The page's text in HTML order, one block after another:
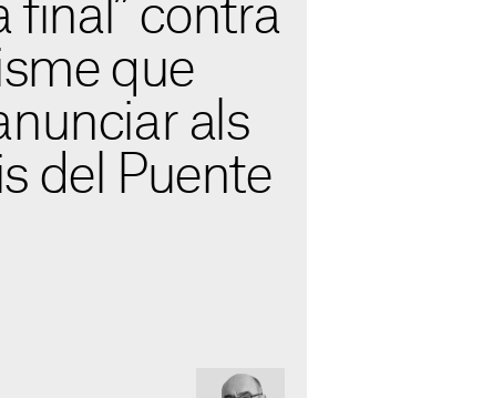
final” contra
que
als
del Puente